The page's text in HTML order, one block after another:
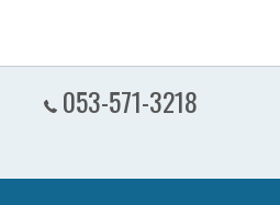
053-571-3218